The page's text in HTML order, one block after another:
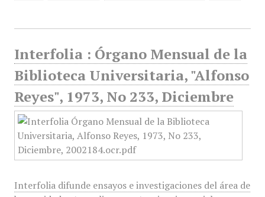
Interfolia : Órgano Mensual de la
Biblioteca Universitaria, "Alfonso
Reyes", 1973, No 233, Diciembre
Interfolia difunde ensayos e investigaciones del área de